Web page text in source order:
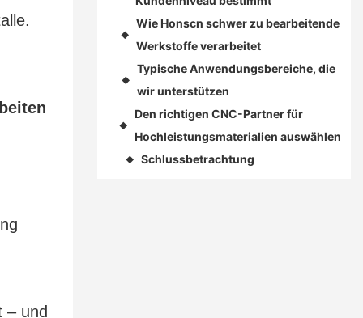
◆
Wie Honscn schwer zu bearbeitende
Werkstoffe verarbeitet
◆
Typische Anwendungsbereiche, die
wir unterstützen
◆
Den richtigen CNC-Partner für
Hochleistungsmaterialien auswählen
◆ Schlussbetrachtung